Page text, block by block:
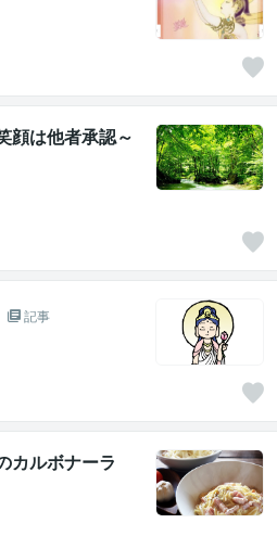
顔は他者承認～
記事
カルボナーラ